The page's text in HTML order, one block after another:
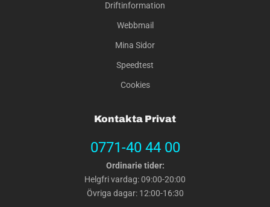
Driftinformation
Webbmail
Mina Sidor
Speedtest
Cookies
Kontakta Privat
0771-40 44 00
Ordinarie tider:
Helgfri vardag: 09:00-20:00
Övriga dagar: 12:00-16:30